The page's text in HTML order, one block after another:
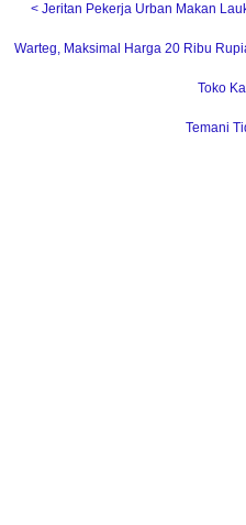
˂ Jeritan Pekerja Urban Makan
Warteg, Maksimal Harga 20 Ribu
Toko
Temani